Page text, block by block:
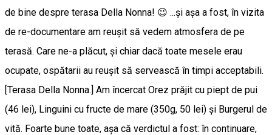
de bine despre terasa Della Nonna! 😉 ...și așa a fost, în vizita
de re-documentare am reușit să vedem atmosfera de pe
terasă. Care ne-a plăcut, și chiar dacă toate mesele erau
ocupate, ospătarii au reușit să servească în timpi acceptabili.
[Terasa Della Nonna.] Am încercat Orez prăjit cu piept de pui
(46 lei), Linguini cu fructe de mare (350g, 50 lei) și Burgerul de
vită. Foarte bune toate, așa că verdictul a fost: în continuare,